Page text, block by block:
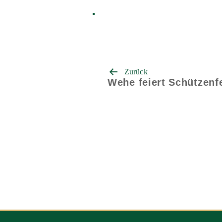
Beitrags-
Navigation
Zurück
Wehe feiert